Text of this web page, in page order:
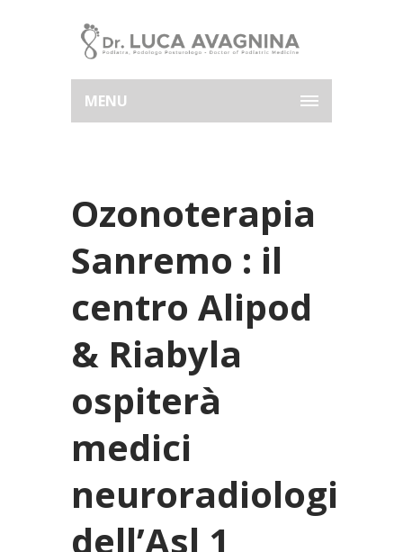
MENU
Ozonoterapia
Sanremo : il
centro Alipod
& Riabyla
ospiterà
medici
neuroradiologi
dell’Asl 1